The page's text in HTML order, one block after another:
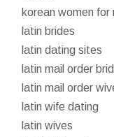
korean women for
latin brides
latin dating sites
latin mail order
latin mail order
latin wife dating
latin wives